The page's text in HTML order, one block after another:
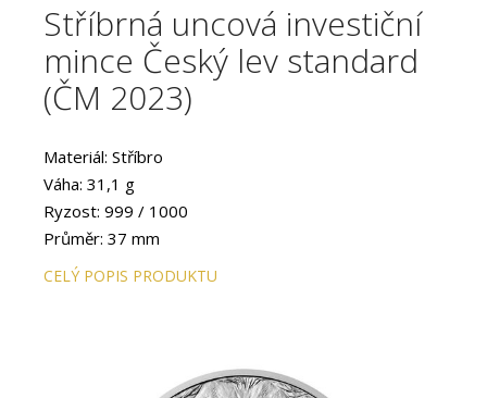
Stříbrná uncová investiční
mince Český lev standard
(ČM 2023)
Materiál: Stříbro
Váha: 31,1 g
Ryzost: 999 / 1000
Průměr: 37 mm
Provedení: STANDARD
CELÝ POPIS PRODUKTU